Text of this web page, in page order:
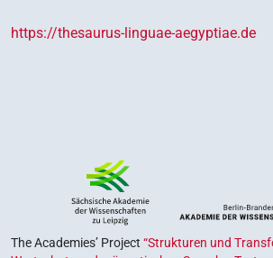
https://thesaurus-linguae-aegyptiae.de
The Academies’ Project “Strukturen und